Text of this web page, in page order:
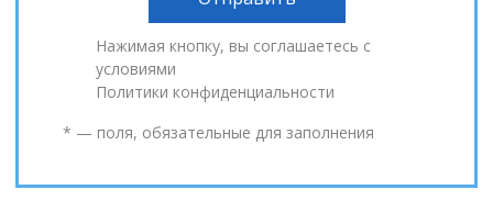
Нажимая кнопку, вы соглашаетесь с
условиями
Политики конфиденциальности
* — поля, обязательные для заполнения